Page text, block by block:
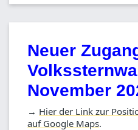
Neuer
November
→ Hier der Link zur
auf Google Maps.